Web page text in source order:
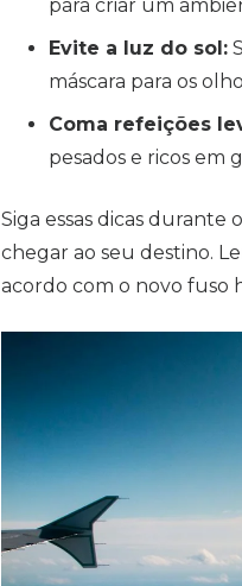
para criar um
Evite a luz do sol:
máscara para os
Coma refeições
pesados e ricos em
Siga essas dicas durante
chegar ao seu destino.
acordo com o novo fuso